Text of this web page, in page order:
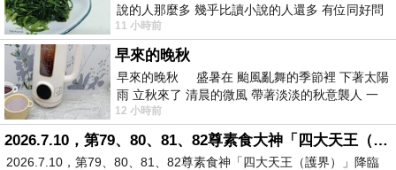
說的人那麼多 幾乎比讀小說的人還多 有位同好問
了一個問題 她說為什麼高中文學獎的
11 小時前
早來的晚秋
早來的晚秋 盛暑在 颱風亂舞的季節裡 下著太陽
雨 立秋來了 清晨的微風 帶著淡淡的秋意襲人 一
下子 又被赤
12 小時前
2026.7.10，第79、80、81、82尊素食大神「四大天王（護界）」降臨寶島台灣（6）
2026.7.10，第79、80、81、82尊素食神「四大天王（護界）」降臨